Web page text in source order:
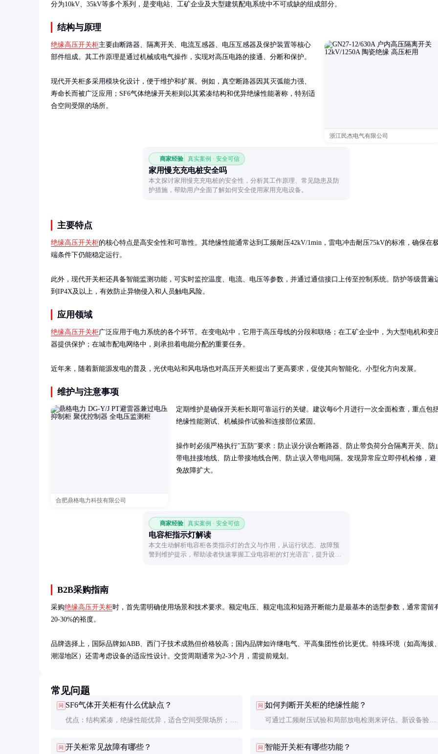
分为10kV、35kV等多个系列，是变电站、工矿企业及大型建筑配电系统中不可或缺的组成部分。
结构与原理
浙江民杰电气有限公司
绝缘高压开关柜主要由断路器、隔离开关、电流互感器、电压互感器及保护装置等核心
部件组成。其工作原理是通过机械或电气操作，实现对高压电路的接通、分断和保护。
现代开关柜多采用模块化设计，便于维护和扩展。例如，真空断路器因其灭弧能力强、
寿命长而被广泛应用；SF6气体绝缘开关柜则以其紧凑结构和优异绝缘性能著称，特别适
合空间受限的场所。
商家经验 真实案例 · 安全可信
家用慢充充电桩安全吗
本文探讨家用慢充充电桩的安全性，分析其工作原理、常见隐患及防
护措施，帮助用户全面了解如何安全使用家用充电设备。
主要特点
绝缘高压开关柜的核心特点是高安全性和可靠性。其绝缘性能通常达到工频耐压42kV/1min，雷电冲击耐压75kV的标准，确保在
端条件下仍能稳定运行。
此外，现代开关柜还具备智能监测功能，可实时监控温度、电流、电压等参数，并通过通信接口上传至控制系统。防护等级普遍
到IP4X及以上，有效防止异物侵入和人员触电风险。
应用领域
绝缘高压开关柜广泛应用于电力系统的各个环节。在变电站中，它用于高压母线的分段和联络；在工矿企业中，为大型电机和变
器提供保护；在城市配电网络中，则承担着电能分配的重要任务。
近年来，随着新能源发电的普及，光伏电站和风电场也对高压开关柜提出了更高要求，促使其向智能化、小型化方向发展。
维护与注意事项
合肥鼎格电力科技有限公司
定期维护是确保开关柜长期可靠运行的关键。建议每6个月进行一次全面检查，重点包
绝缘性能测试、机械操作试验和连接部位紧固。
操作时必须严格执行"五防"要求：防止误分误合断路器、防止带负荷分合隔离开关、防
带电挂接地线、防止带接地线合闸、防止误入带电间隔。发现异常应立即停机检修，避
免故障扩大。
商家经验 真实案例 · 安全可信
电容柜指示灯解读
本文生动解析电容柜各类指示灯的含义与作用，从运行状态、故障预
警到维护提示，帮助读者快速掌握工业电容柜的'灯光语言'，提升设备
B2B采购指南
采购绝缘高压开关柜时，首先需明确使用场景和技术要求。额定电压、额定电流和短路开断能力是最基本的选型参数，通常需留
20-30%的裕度。
品牌选择上，国际品牌如ABB、西门子技术成熟但价格较高；国内品牌如许继电气、平高集团性价比更优。特殊环境（如高海拔
潮湿地区）还需考虑设备的适应性设计。交货周期通常为2-3个月，需提前规划。
常见问题
问 SF6气体开关柜有什么优缺点？
优点：结构紧凑，绝缘性能优异，适合空间受限场所；缺
回收处理。
问 如何判断开关柜的绝缘性能？
可通过工频耐压试验和局部放电检测来评估。新设备验收
求小于10pC。
问 开关柜常见故障有哪些？ 问 智能开关柜有哪些功能？